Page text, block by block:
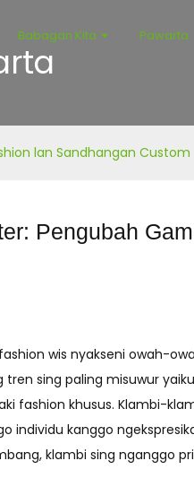
Babagan Kita Pawarta
lan Sandhangan Custom
Pengubah
wis nyakseni owah-
tren sing paling misuwur
fashion khusus. Klambi-
individu kanggo
klambi sing nganggo